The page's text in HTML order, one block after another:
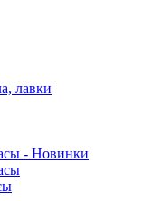
лавки
- Новинки